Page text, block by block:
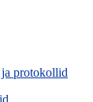
protokollid